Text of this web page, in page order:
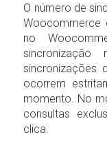
O número de
Woocommerce
no
sincronizações
ocorrem
momento. No
consultas
clica.